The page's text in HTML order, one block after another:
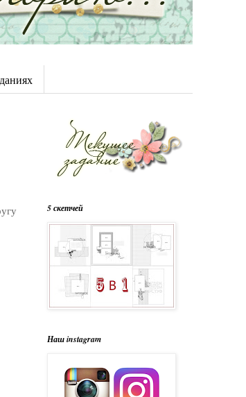
5 скетчей
Наш instagram